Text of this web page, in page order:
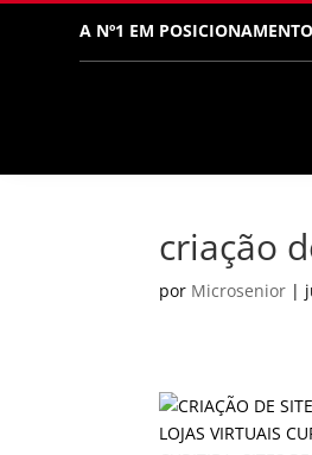
A Nº1 EM
criação
por Microsenior |